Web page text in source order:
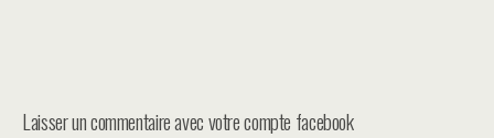
Laisser un commentaire avec votre compte facebook